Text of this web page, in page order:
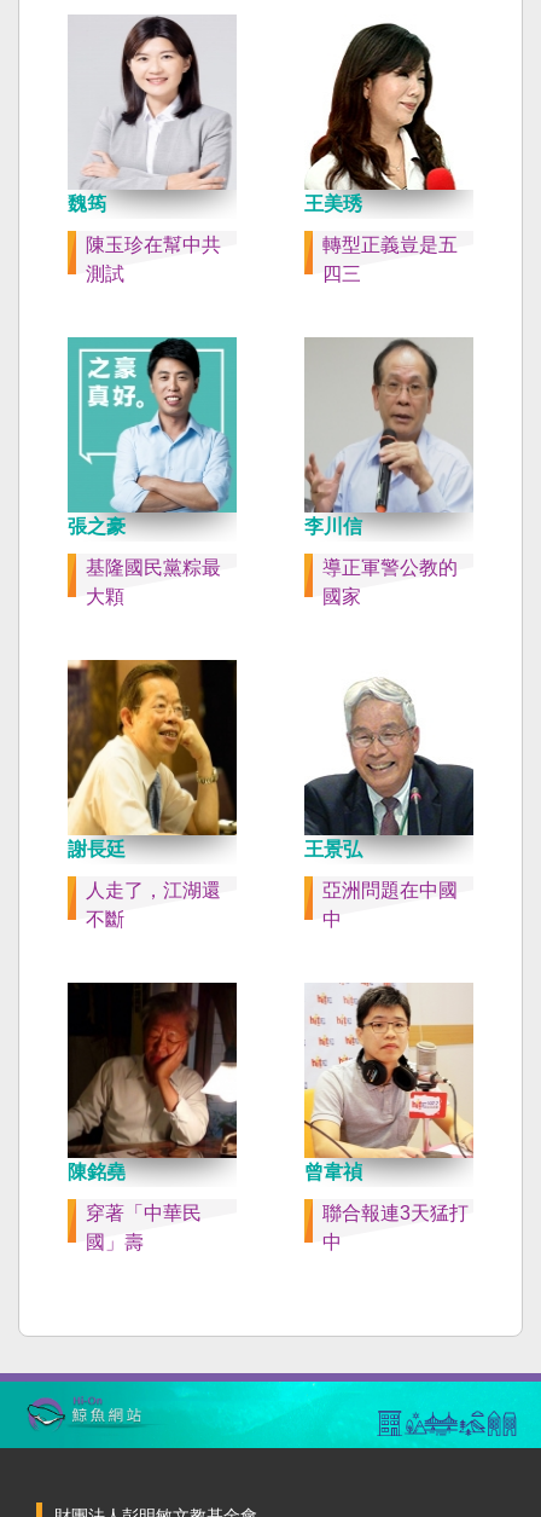
魏筠
陳玉珍在幫中共
測試
王美琇
轉型正義豈是五
四三
張之豪
基隆國民黨粽最
大顆
李川信
導正軍警公教的
國家
謝長廷
人走了，江湖還
不斷
王景弘
亞洲問題在中國
中
陳銘堯
穿著「中華民
國」壽
曾韋禎
聯合報連3天猛打
中